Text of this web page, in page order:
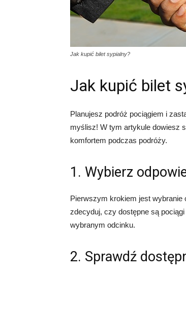
Jak kupić bilet sypialny?
Jak kupić bilet
Planujesz podróż pociągiem i
myślisz! W tym artykule dowiesz
komfortem podczas podróży.
1. Wybierz
Pierwszym krokiem jest wybranie
zdecyduj, czy dostępne są
wybranym odcinku.
2. Sprawdź